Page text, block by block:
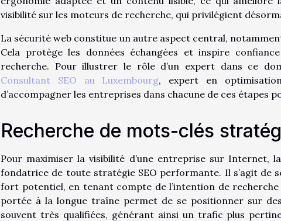
visibilité sur les moteurs de recherche, qui privilégient
La sécurité web constitue un autre aspect central,
Cela protège les données échangées et inspire
recherche. Pour illustrer le rôle d’un expert dans ce
Consultant SEO au Luxembourg, expert en
d’accompagner les entreprises dans chacune de ces étapes
Recherche de mots-clés
Pour maximiser la visibilité d’une entreprise sur Internet,
fondatrice de toute stratégie SEO performante. Il s’agit de
fort potentiel, en tenant compte de l’intention de
portée à la longue traîne permet de se positionner sur
souvent très qualifiées, générant ainsi un trafic plus